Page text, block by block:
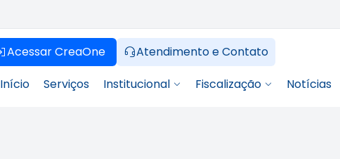
Acessar CreaOne
Atendimento e Contato
Início Serviços Institucional Fiscalização Notícias